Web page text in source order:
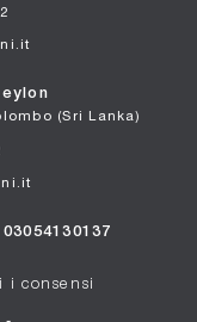
(Sri Lanka)
i consensi